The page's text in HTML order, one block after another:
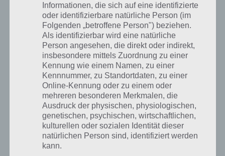
So erlsbt du nicht nur zahlreiche Gegner, sondern auch ein Endlos-
Spiel, indem du immer wieder von vorne beginnen kannst, was dir
jedoch magische Runensteine und so auf Dauer wertvolle Artefakte
einbringt, um immer weiter zu kommen. Tap Adventure ist für
Android, iPhone und iPad im entsprechenden Store erhältlich.
Tap Adventure für Android im Google Play
Mit 4,5 Sternen kommt die Spiele App Tap Adventure im Google Play
Store sehr gut an. Auch wenn es natürlich die ein oder anderen
Fehler gibt, stören diese nicht allzu sehr. Störend wird von den
Spielern jedoch der Chat erwähnt. Zur Installation von Tap
Informationen, die sich auf eine identifizierte
oder identifizierbare natürliche Person (im
Folgenden „betroffene Person") beziehen.
Als identifizierbar wird eine natürliche
Person angesehen, die direkt oder indirekt,
insbesondere mittels Zuordnung zu einer
Kennung wie einem Namen, zu einer
Kennnummer, zu Standortdaten, zu einer
Online-Kennung oder zu einem oder
mehreren besonderen Merkmalen, die
Ausdruck der physischen, physiologischen,
genetischen, psychischen, wirtschaftlichen,
kulturellen oder sozialen Identität dieser
natürlichen Person sind, identifiziert werden
kann.